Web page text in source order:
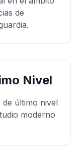
de
Nivel
último nivel
moderno